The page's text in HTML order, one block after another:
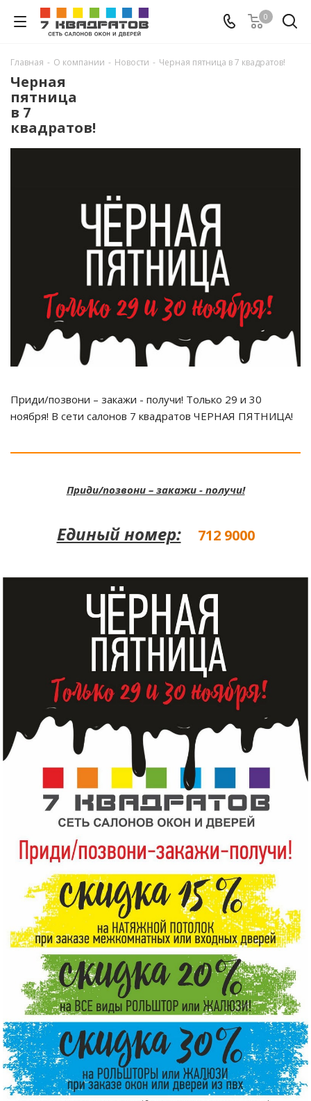
0
Главная - О компании - Новости - Черная пятница в 7 квадратов!
Черная
пятница
в 7
квадратов!
Приди/позвони – закажи - получи! Только 29 и 30
ноября! В сети салонов 7 квадратов ЧЕРНАЯ ПЯТНИЦА!
Приди/позвони – закажи - получи!
Единый номер: 712 9000